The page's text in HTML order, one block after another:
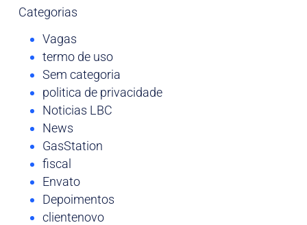
Categorias
Vagas
termo de uso
Sem categoria
politica de privacidade
Noticias LBC
News
GasStation
fiscal
Envato
Depoimentos
clientenovo